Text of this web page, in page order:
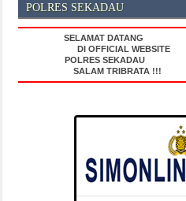
POLRES SEKADAU
SELAMAT DATANG
DI OFFICIAL WEBSITE
POLRES SEKADAU
SALAM TRIBRATA !!!